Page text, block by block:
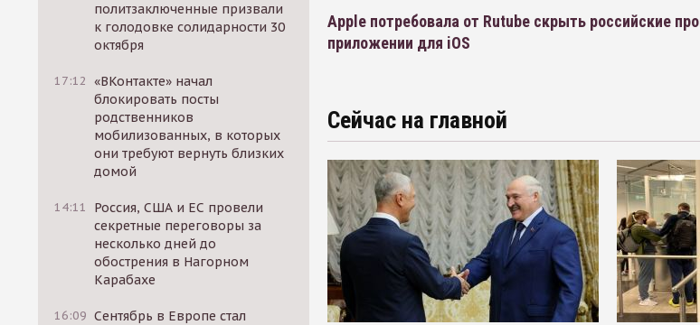
политзаключенные призвали
к голодовке солидарности 30
октября
17:12 «ВКонтакте» начал
блокировать посты
родственников
мобилизованных, в которых
они требуют вернуть близких
домой
14:11
Россия, США и ЕС провели
секретные переговоры за
несколько дней до
обострения в Нагорном
Карабахе
16:09 Сентябрь в Европе стал
Apple потребовала от Rutube скрыть российские
приложении для iOS
Сейчас на главной